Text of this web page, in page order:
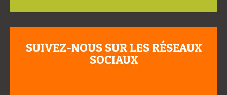
SUIVEZ-NOUS SUR LES RÉSEAUX
SOCIAUX